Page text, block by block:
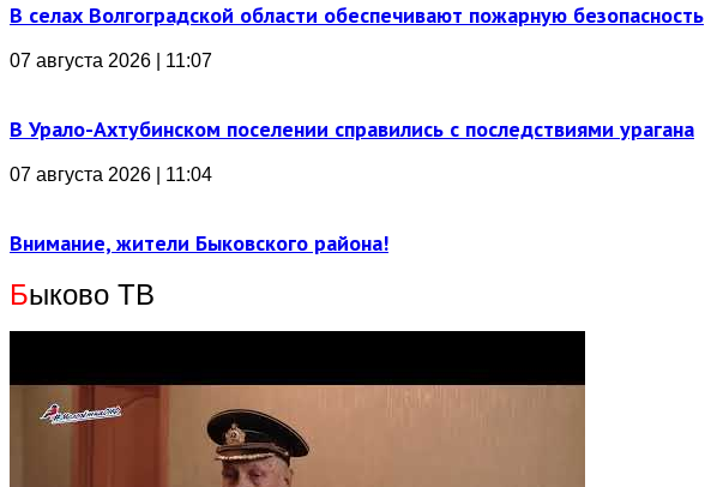
В селах Волгоградской области обеспечивают пожарную безопасность
07 августа 2026 | 11:07
В Урало-Ахтубинском поселении справились с последствиями урагана
07 августа 2026 | 11:04
Внимание, жители Быковского района!
Быково ТВ